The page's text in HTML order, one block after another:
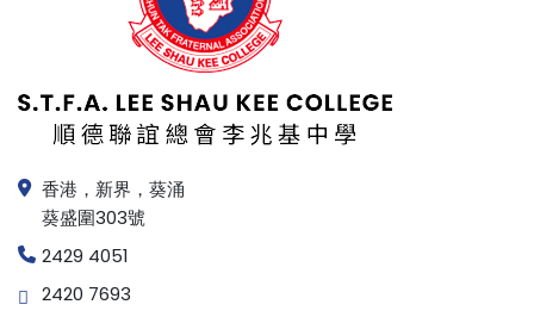
香港，新界，葵涌
葵盛圍303號
2429 4051
2420 7693